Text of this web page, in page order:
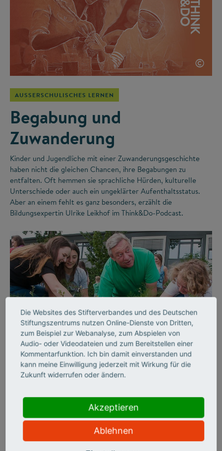
©
AUSSERSCHULISCHES LERNEN
Begabung und
Zuwanderung
Kinder und Jugendliche mit einer Zuwanderungsgeschichte
haben nicht die gleichen Chancen, ihre Begabungen zu
entfalten. Oft hemmen sie sprachliche Hürden, kulturelle
Unterschiede oder auch ein ungeklärter Aufenthaltsstatus.
Aber an einem fehlt es ganz besonders, erzählt die
Bildungsexpertin Ulrike Leikhof im Think&Do-Podcast.
AUSSERSCHULISCHES LERNEN
nicht nur Wissen
vermitteln, sondern auch
Die Websites des Stifterverbandes und des Deutschen
Stiftungszentrums nutzen Online-Dienste von Dritten,
zum Beispiel zur Webanalyse, zum Abspielen von
Audio- oder Videodateien und zum Bereitstellen einer
Kommentarfunktion. Ich bin damit einverstanden und
kann meine Einwilligung jederzeit mit Wirkung für die
Zukunft widerrufen oder ändern.
Akzeptieren
Ablehnen